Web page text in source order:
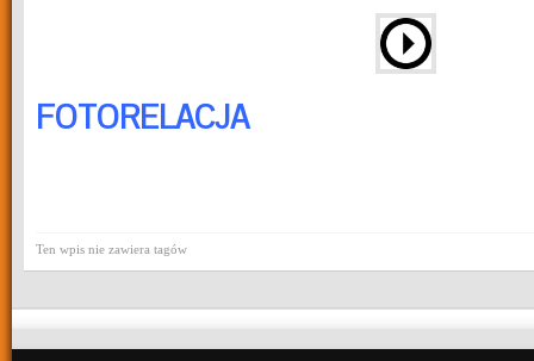
FOTORELACJA
Ten wpis nie zawiera tagów